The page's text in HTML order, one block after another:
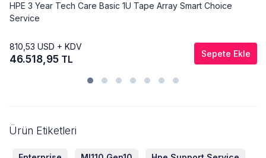
HPE 3 Year Tech Care Basic 1U Tape Array Smart Choice
Service
810,53 USD + KDV
46.518,95 TL Sepete Ekle
Ürün Etiketleri